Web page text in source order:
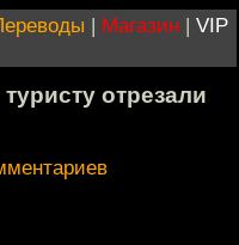
| Магазин | VIP
отрезали